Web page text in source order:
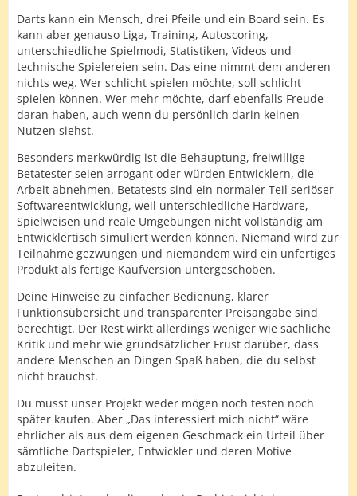
Darts kann ein Mensch, drei Pfeile und ein Board sein. Es
kann aber genauso Liga, Training, Autoscoring,
unterschiedliche Spielmodi, Statistiken, Videos und
technische Spielereien sein. Das eine nimmt dem anderen
nichts weg. Wer schlicht spielen möchte, soll schlicht
spielen können. Wer mehr möchte, darf ebenfalls Freude
daran haben, auch wenn du persönlich darin keinen
Nutzen siehst.
Besonders merkwürdig ist die Behauptung, freiwillige
Betatester seien arrogant oder würden Entwicklern, die
Arbeit abnehmen. Betatests sind ein normaler Teil seriöser
Softwareentwicklung, weil unterschiedliche Hardware,
Spielweisen und reale Umgebungen nicht vollständig am
Entwicklertisch simuliert werden können. Niemand wird zur
Teilnahme gezwungen und niemandem wird ein unfertiges
Produkt als fertige Kaufversion untergeschoben.
Deine Hinweise zu einfacher Bedienung, klarer
Funktionsübersicht und transparenter Preisangabe sind
berechtigt. Der Rest wirkt allerdings weniger wie sachliche
Kritik und mehr wie grundsätzlicher Frust darüber, dass
andere Menschen an Dingen Spaß haben, die du selbst
nicht brauchst.
Du musst unser Projekt weder mögen noch testen noch
später kaufen. Aber „Das interessiert mich nicht“ wäre
ehrlicher als aus dem eigenen Geschmack ein Urteil über
sämtliche Dartspieler, Entwickler und deren Motive
abzuleiten.